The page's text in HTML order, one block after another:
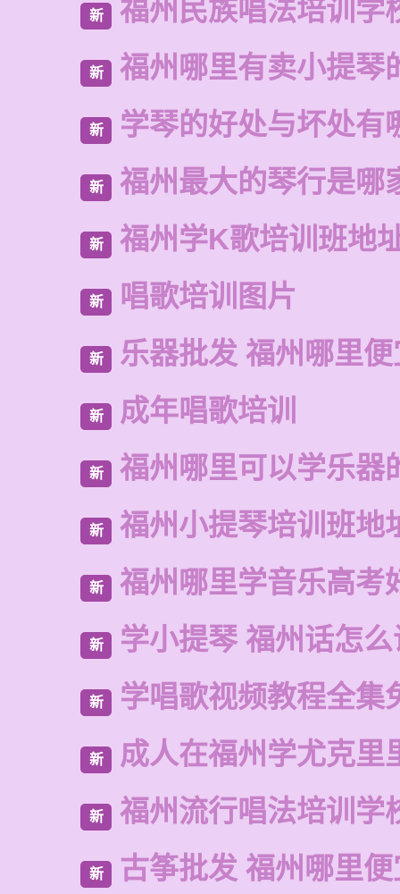
新 福州民族唱法培训学
新 福州哪里有卖小提琴
新 学琴的好处与坏处有
新 福州最大的琴行是哪
新 福州学K歌培训班地
新 唱歌培训图片
新 乐器批发 福州哪里
新 成年唱歌培训
新 福州哪里可以学乐器
新 福州小提琴培训班地
新 福州哪里学音乐高考
新 学小提琴 福州话怎
新 学唱歌视频教程全集
新 成人在福州学尤克里
新 福州流行唱法培训学
新 古筝批发 福州哪里便